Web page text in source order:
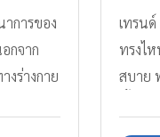
การของ
กจาก
ร่างกาย
เทรน
ทรงไ
สบาย